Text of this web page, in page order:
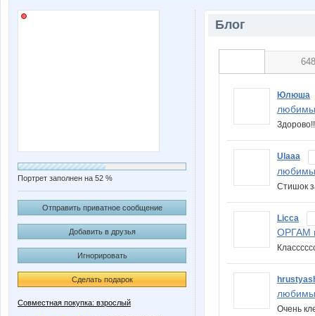
Портрет заполнен на 52 %
Отправить приватное сообщение
Добавить в друзья
Игнорировать
Сделать подарок
Совместная покупка: взрослый
Блог
Юлюша
Ulaaa
Стишок
Licca
ОРГАМ
Очень